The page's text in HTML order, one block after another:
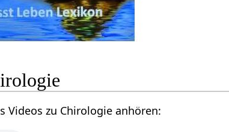
Videos zu Chirologie anhören: